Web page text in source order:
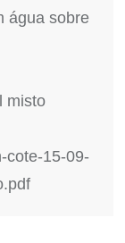
água sobre
misto
cote-15-09-